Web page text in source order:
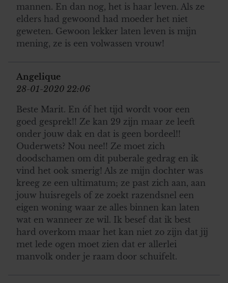
mannen. En dan nog, het is haar leven. Als ze
elders had gewoond had moeder het niet
geweten. Gewoon lekker laten leven is mijn
mening, ze is een volwassen vrouw!
Angelique
28-01-2020 22:06
Beste Marit. En óf het tijd wordt voor een
goed gesprek!! Ze kan 29 zijn maar ze leeft
onder jouw dak en dat is geen bordeel!!
Ouderwets? Nou nee!! Ze moet zich
doodschamen om dit puberale gedrag en ik
vind het ook smerig! Als ze mijn dochter was
kreeg ze een ultimatum; ze past zich aan, aan
jouw huisregels of ze zoekt razendsnel een
eigen woning waar ze alles binnen kan laten
wat en wanneer ze wil. Ik besef dat ik best
hard overkom maar het kan niet zo zijn dat jij
met lede ogen moet zien dat er allerlei
manvolk onder je raam door schuifelt.